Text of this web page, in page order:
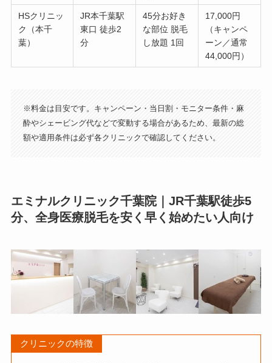
HSクリニッ
ク（本千
葉）
JR本千葉駅
東口 徒歩2
分
45分お好き
な部位 脱毛
し放題 1回
17,000円
（キャンペ
ーン／通常
44,000円）
※料金は目安です。キャンペーン・当日割・モニター条件・麻
酔やシェービング代などで変動する場合があるため、最新の総
額や適用条件は必ず各クリニックで確認してください。
エミナルクリニック千葉院｜JR千葉駅徒歩5
分、全身医療脱毛を安く早く始めたい人向け
クリニックの特徴